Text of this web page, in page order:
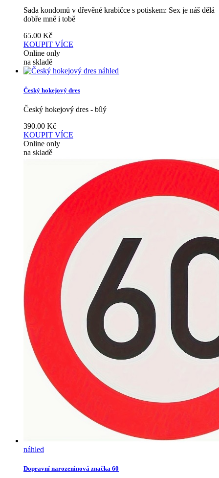
Sada kondomů v dřevěné krabičce s potiskem: Sex je náš dělá
dobře mně i tobě
65.00 Kč
KOUPIT VÍCE
Online only
na skladě
náhled
Český hokejový dres
Český hokejový dres - bílý
390.00 Kč
KOUPIT VÍCE
Online only
na skladě
náhled
Dopravní narozeninová značka 60